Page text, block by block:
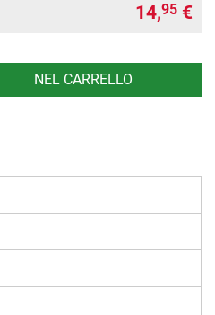
14,95 €
NEL CARRELLO